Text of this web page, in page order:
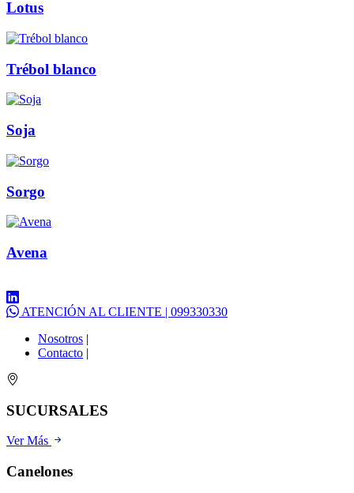
Lotus
Trébol blanco
Soja
Sorgo
Avena
ATENCIÓN AL CLIENTE | 099330330
Nosotros |
Contacto |
SUCURSALES
Ver Más
Canelones